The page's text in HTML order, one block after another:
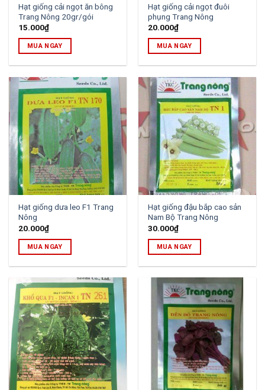
Hạt giống cải ngọt ăn bông
Trang Nông 20gr/gói
15.000₫
MUA NGAY
Hạt giống cải ngọt đuôi
phụng Trang Nông
20.000₫
MUA NGAY
Hạt giống dưa leo F1 Trang
Nông
20.000₫
MUA NGAY
Hạt giống đậu bắp cao sản
Nam Bộ Trang Nông
30.000₫
MUA NGAY